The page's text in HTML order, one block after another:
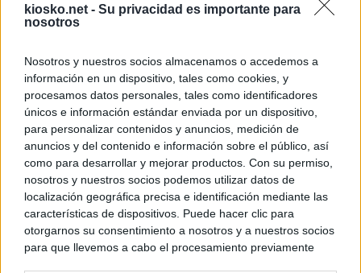
kiosko.net - Su privacidad es importante para
nosotros
Nosotros y nuestros socios almacenamos o accedemos a
información en un dispositivo, tales como cookies, y
procesamos datos personales, tales como identificadores
únicos e información estándar enviada por un dispositivo,
para personalizar contenidos y anuncios, medición de
anuncios y del contenido e información sobre el público, así
como para desarrollar y mejorar productos. Con su permiso,
nosotros y nuestros socios podemos utilizar datos de
localización geográfica precisa e identificación mediante las
características de dispositivos. Puede hacer clic para
otorgarnos su consentimiento a nosotros y a nuestros socios
para que llevemos a cabo el procesamiento previamente